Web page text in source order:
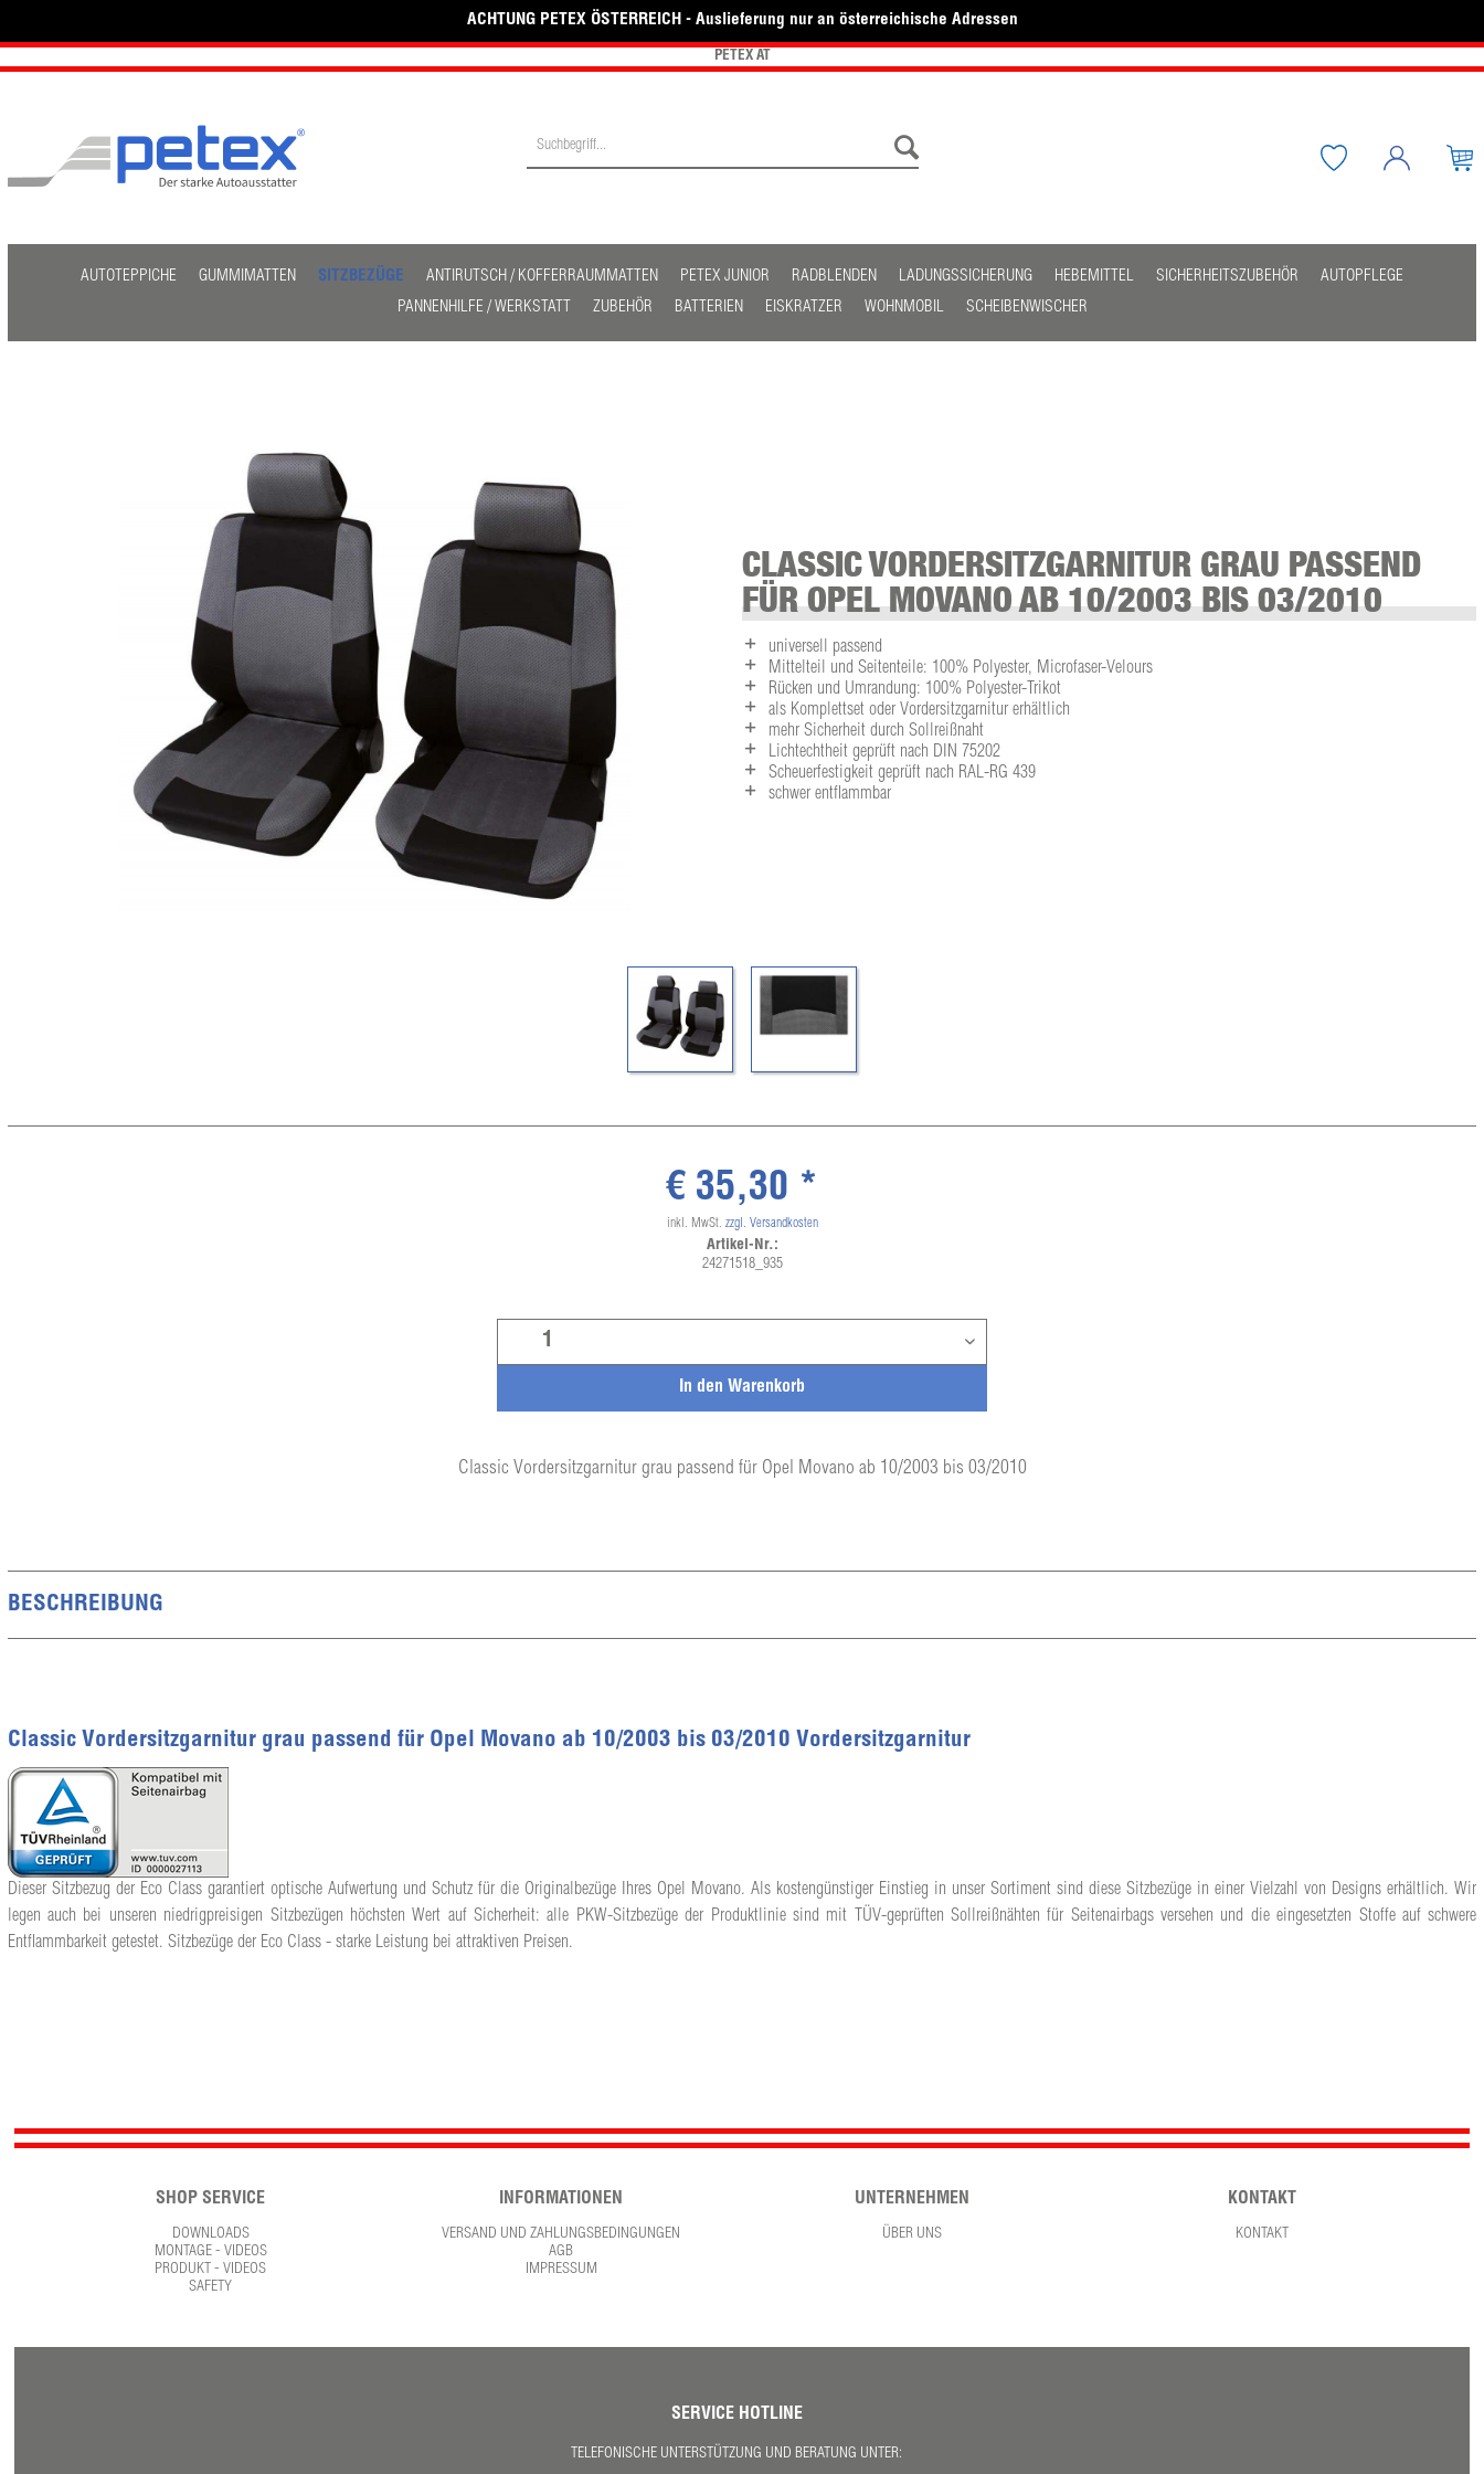
ACHTUNG PETEX ÖSTERREICH - Auslieferung nur an österreichische Adressen
PETEX AT
AUTOTEPPICHE GUMMIMATTEN SITZBEZÜGE ANTIRUTSCH / KOFFERRAUMMATTEN PETEX JUNIOR RADBLENDEN LADUNGSSICHERUNG HEBEMITTEL SICHERHEITSZUBEHÖR
AUTOPFLEGE
PANNENHILFE / WERKSTATT
ZUBEHÖR BATTERIEN EISKRATZER WOHNMOBIL SCHEIBENWISCHER
CLASSIC VORDERSITZGARNITUR GRAU PASSEND
FÜR OPEL MOVANO AB 10/2003 BIS 03/2010
universell passend
Mittelteil und Seitenteile: 100% Polyester, Microfaser-Velours
Rücken und Umrandung: 100% Polyester-Trikot
als Komplettset oder Vordersitzgarnitur erhältlich
mehr Sicherheit durch Sollreißnaht
Lichtechtheit geprüft nach DIN 75202
Scheuerfestigkeit geprüft nach RAL-RG 439
schwer entflammbar
Classic Vordersitzgarnitur grau passend für Opel Movano ab 10/2003 bis 03/2010
In den Warenkorb
€ 35,30 *
inkl. MwSt. zzgl. Versandkosten
Artikel-Nr.:
24271518_935
BESCHREIBUNG
Classic Vordersitzgarnitur grau passend für Opel Movano ab 10/2003 bis 03/2010 Vordersitzgarnitur
Dieser Sitzbezug der Eco Class garantiert optische Aufwertung und Schutz für die Originalbezüge Ihres Opel Movano. Als kostengünstiger Einstieg in unser Sortiment sind diese Sitzbezüge in einer Vielzahl von Designs erhältlich. Wir
legen auch bei unseren niedrigpreisigen Sitzbezügen höchsten Wert auf Sicherheit: alle PKW-Sitzbezüge der Produktlinie sind mit TÜV-geprüften Sollreißnähten für Seitenairbags versehen und die eingesetzten Stoffe auf schwere
Entflammbarkeit getestet. Sitzbezüge der Eco Class - starke Leistung bei attraktiven Preisen.
SHOP SERVICE
DOWNLOADS
MONTAGE - VIDEOS
PRODUKT - VIDEOS
SAFETY
INFORMATIONEN
VERSAND UND ZAHLUNGSBEDINGUNGEN
AGB
IMPRESSUM
UNTERNEHMEN
ÜBER UNS
KONTAKT
KONTAKT
SERVICE HOTLINE
TELEFONISCHE UNTERSTÜTZUNG UND BERATUNG UNTER: